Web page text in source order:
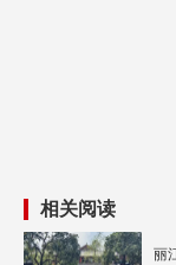
相关阅读
丽